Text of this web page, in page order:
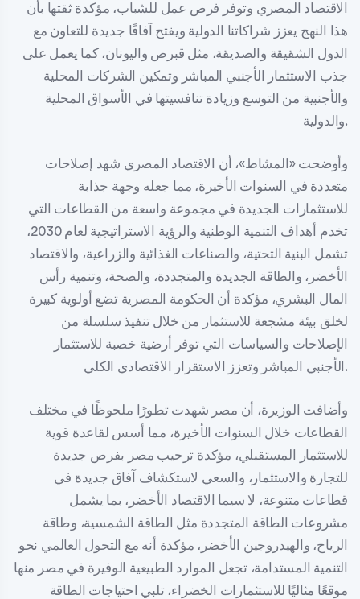
الاقتصاد المصري وتوفر فرص عمل للشباب، مؤكدة ثقتها بأن
هذا النهج يعزز شراكاتنا الدولية ويفتح آفاقًا جديدة للتعاون مع
الدول الشقيقة والصديقة، مثل قبرص واليونان، كما يعمل على
جذب الاستثمار الأجنبي المباشر وتمكين الشركات المحلية
والأجنبية من التوسع وزيادة تنافسيتها في الأسواق المحلية
والدولية.
وأوضحت «المشاط»، أن الاقتصاد المصري شهد إصلاحات
متعددة في السنوات الأخيرة، مما جعله وجهة جذابة
للاستثمارات الجديدة في مجموعة واسعة من القطاعات التي
تخدم أهداف التنمية الوطنية والرؤية الاستراتيجية لعام 2030،
تشمل البنية التحتية، والصناعات الغذائية والزراعية، والاقتصاد
الأخضر، والطاقة الجديدة والمتجددة، والصحة، وتنمية رأس
المال البشري، مؤكدة أن الحكومة المصرية تضع أولوية كبيرة
لخلق بيئة مشجعة للاستثمار من خلال تنفيذ سلسلة من
الإصلاحات والسياسات التي توفر أرضية خصبة للاستثمار
الأجنبي المباشر وتعزز الاستقرار الاقتصادي الكلي.
وأضافت الوزيرة، أن مصر شهدت تطورًا ملحوظًا في مختلف
القطاعات خلال السنوات الأخيرة، مما أسس لقاعدة قوية
للاستثمار المستقبلي، مؤكدة ترحيب مصر بفرص جديدة
للتجارة والاستثمار، والسعي لاستكشاف آفاق جديدة في
قطاعات متنوعة، لا سيما الاقتصاد الأخضر، بما يشمل
مشروعات الطاقة المتجددة مثل الطاقة الشمسية، وطاقة
الرياح، والهيدروجين الأخضر، مؤكدة أنه مع التحول العالمي نحو
التنمية المستدامة، تجعل الموارد الطبيعية الوفيرة في مصر منها
موقعًا مثاليًا للاستثمارات الخضراء، تلبي احتياجات الطاقة